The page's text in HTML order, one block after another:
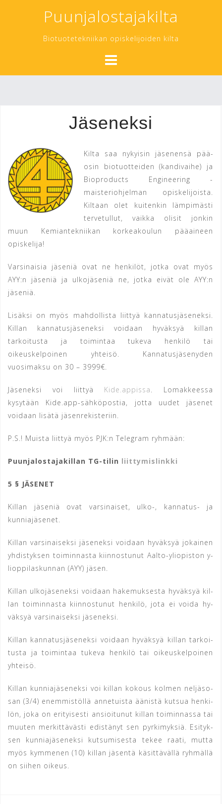
Puunjalostajakilta
Biotuotetekniikan opiskelijoiden kilta
Jäseneksi
Kilta saa ny­kyi­sin jä­se­nen­sä pää­
osin bio­tuo­tteiden (kandivaihe) ja
Bioproducts Engineering -
maisteriohjelman o­pis­ke­li­jois­ta.
Kil­taan olet kuitenkin läm­pi­mäs­ti
terve­tullut, vaikka olisit jonkin
muun Kemiantekniikan korkeakoulun pääaineen
opiskelija!
Var­si­nai­sia jäseniä ovat ne hen­ki­löt, jotka ovat myös
AYY:n jä­se­niä ja ul­ko­jä­se­niä ne, jot­ka eivät ole AYY:n
jäseniä.
Lisäksi on myös mahdollista liittyä kannatusjäseneksi.
Killan kannatusjäseneksi voidaan hyväksyä killan
tarkoitusta ja toimintaa tukeva henkilö tai
oikeuskelpoinen yhteisö. Kannatusjäsenyden
vuosimaksu on 30 – 3999€.
Jä­se­nek­si voi liit­tyä Kide.appissa. Lomakkeessa
kysytään Kide.app-sähköpostia, jotta uudet jäsenet
voidaan lisätä jäsenrekisteriin.
P.S.! Muista liittyä myös PJK:n Telegram ryhmään:
Puunjalostajakillan TG-tilin liittymislinkki
5 § JÄSENET
Killan jäseniä ovat varsinaiset, ulko-, kannatus- ja
kunniajäsenet.
Killan varsinaiseksi jäseneksi voidaan hyväksyä jokainen
yh­dis­tyk­sen toi­min­nas­ta kiin­nos­tu­nut Aalto-yli­o­pis­ton y­
li­op­pi­las­kun­nan (AYY) jäsen.
Killan ul­ko­jä­se­nek­si voi­daan ha­ke­muk­ses­ta hy­väk­syä kil­
lan toi­min­nas­ta kiin­nos­tu­nut hen­ki­lö, jo­ta ei voi­da hy­
väk­syä var­si­nai­sek­si jä­se­nek­si.
Kil­lan kan­na­tus­jä­se­nek­si voi­daan hy­väk­syä killan tar­koi­
tus­ta ja toi­min­taa tu­keva hen­ki­lö tai oi­keus­kel­poi­nen
yhteisö.
Killan kun­nia­jä­se­nek­si voi kil­lan ko­kous kolmen nel­jäs­o­
san (3/4) enem­mis­töl­lä an­ne­tuis­ta ää­nis­tä kutsua hen­ki­
lön, joka on e­ri­tyi­ses­ti an­si­oi­tu­nut killan toi­min­nas­sa tai
muuten mer­kit­täväs­ti e­dis­tä­nyt sen pyr­kimyk­siä. E­si­tyk­
sen kun­ni­ajä­se­nek­si kut­su­mi­ses­ta te­kee raa­ti, mutta
myös kym­me­nen (10) killan jäsentä kä­sit­tä­väl­lä ryh­mäl­lä
on sii­hen oikeus.